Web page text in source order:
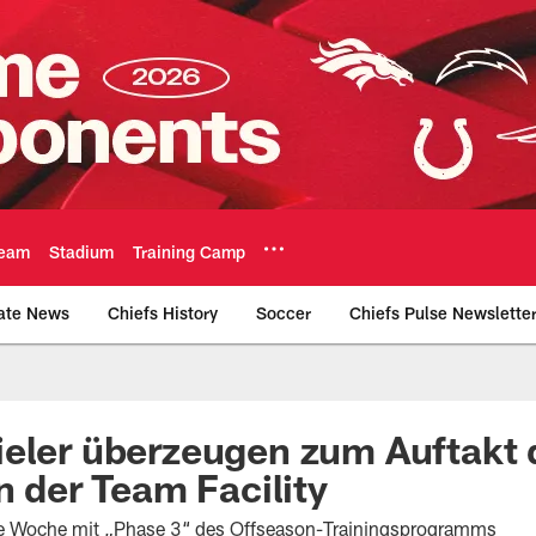
Stadium Training Camp
News Chiefs History Soccer Chiefs Pulse Newsletter
Team
überzeugen zum Auftakt
der Team Facility
Woche mit „Phase 3“ des Offseason-Trainingsprogramms